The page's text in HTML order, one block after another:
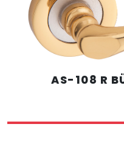
AS-108 R